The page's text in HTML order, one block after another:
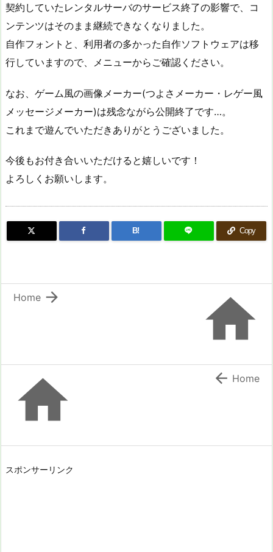
契約していたレンタルサーバのサービス終了の影響で、コ
ンテンツはそのまま継続できなくなりました。
自作フォントと、利用者の多かった自作ソフトウェアは移
行していますので、メニューからご確認ください。
なお、ゲーム風の画像メーカー(つよさメーカー・レゲー風
メッセージメーカー)は残念ながら公開終了です…。
これまで遊んでいただきありがとうございました。
今後もお付き合いいただけると嬉しいです！
よろしくお願いします。
B! Copy


Home
  Home
スポンサーリンク